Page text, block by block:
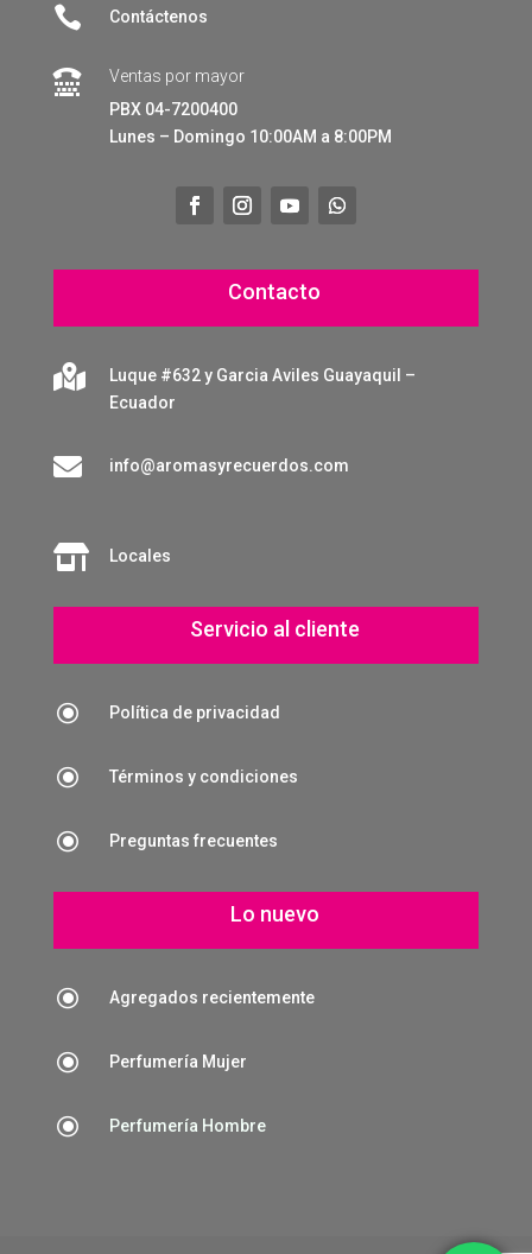
 Contáctenos

Ventas por mayor
PBX 04-7200400
Lunes – Domingo 10:00AM a 8:00PM
Contacto

Luque #632 y Garcia Aviles Guayaquil –
Ecuador
 info@aromasyrecuerdos.com
 Locales
Servicio al cliente
\ Política de privacidad
\ Términos y condiciones
\ Preguntas frecuentes
Lo nuevo
\ Agregados recientemente
\ Perfumería Mujer
\ Perfumería Hombre